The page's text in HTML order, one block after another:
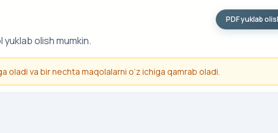
yuklab olish mumkin.
PDF yuklab
oladi va bir nechta maqolalarni o‘z ichiga qamrab oladi.